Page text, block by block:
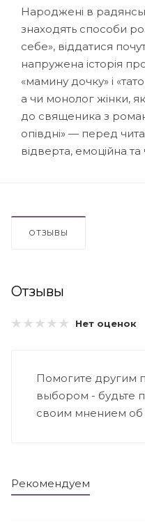
Народжені в
знаходять способи
себе», віддатися
напружена історія
«мамину дочку» і
а чи монолог жінки,
до священика з
опівдні» — перед
відверта, емоційна та
ОТЗЫВЫ
Отзывы
Нет оценок
Помогите другим
выбором - будьте
своим мнением об
Рекомендуем